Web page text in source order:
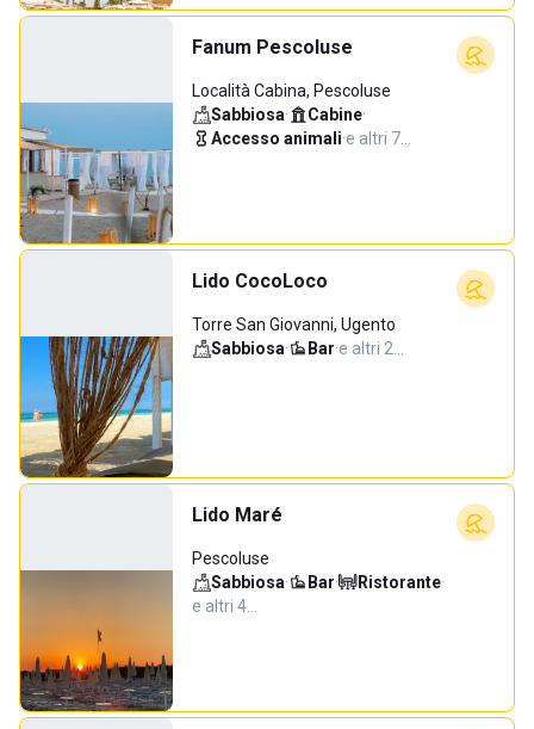
Fanum Pescoluse
Località Cabina, Pescoluse
Sabbiosa· Cabine·
Accesso animali·e altri 7…
Lido CocoLoco
Torre San Giovanni, Ugento
Sabbiosa· Bar·e altri 2…
Lido Maré
Pescoluse
Sabbiosa· Bar· Ristorante·
e altri 4…